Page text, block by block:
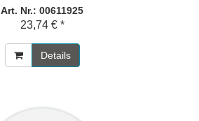
Art. Nr.: 00611925
23,74 € *
Details